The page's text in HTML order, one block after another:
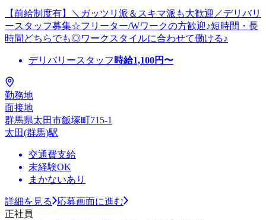
【前給制度有】＼ガッツリ派＆スキマ派も大歓迎／デリバリ
ースタッフ募集☆フリーター/Wワークの方歓迎♪短時間・長
時間どちらでも◎ワークスタイルに合わせて働ける♪
デリバリースタッフ 時給1,100円〜
勤務地
面接地
群馬県太田市飯塚町715-1
太田(群馬)駅
交通費支給
未経験OK
まかないあり
詳細を見る
応募画面に進む
正社員